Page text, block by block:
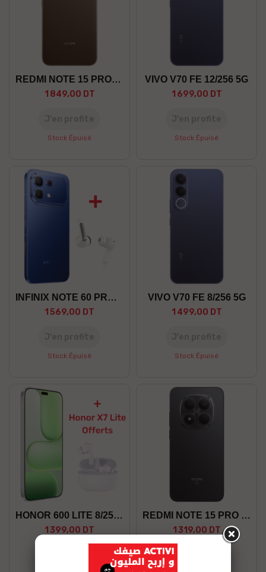
REDMI NOTE 15 PRO+ 8/256 5G
1 849,00 DT
Stock Épuisé
VIVO V70 FE 12/256 5G
1 699,00 DT
Stock Épuisé
INFINIX NOTE 60 PRO 12/256 5G
1 569,00 DT
Stock Épuisé
VIVO V70 FE 8/256 5G
1 499,00 DT
Stock Épuisé
HONOR 600 LITE 8/256 5G +GF
1 399,00 DT
REDMI NOTE 15 PRO 8/256 5G
1 319,00 DT
J’en profite